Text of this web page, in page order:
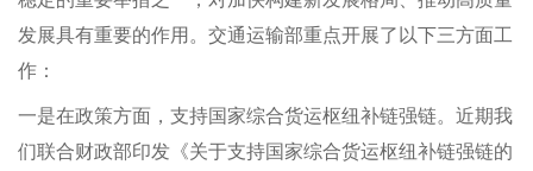
发展具有重要的作用。交通运输部重点开展了以下三方面工
作：
一是在政策方面，支持国家综合货运枢纽补链强链。近期我
们联合财政部印发《关于支持国家综合货运枢纽补链强链的